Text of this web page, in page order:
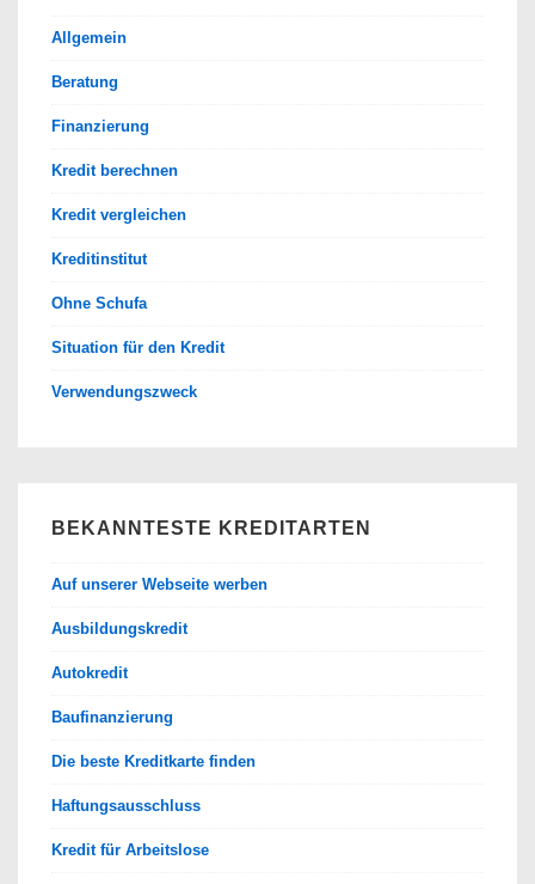
Allgemein
Beratung
Finanzierung
Kredit berechnen
Kredit vergleichen
Kreditinstitut
Ohne Schufa
Situation für den Kredit
Verwendungszweck
BEKANNTESTE KREDITARTEN
Auf unserer Webseite werben
Ausbildungskredit
Autokredit
Baufinanzierung
Die beste Kreditkarte finden
Haftungsausschluss
Kredit für Arbeitslose